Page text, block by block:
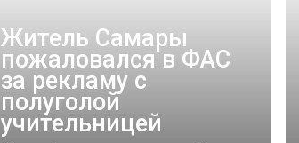
Житель Самары
пожаловался в ФАС
за рекламу с
полуголой
учительницей